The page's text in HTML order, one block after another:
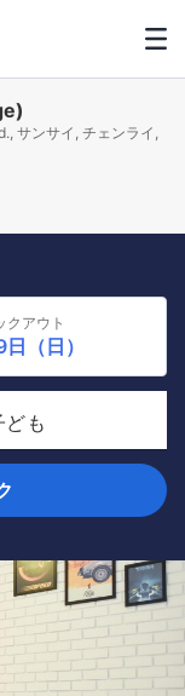
サンサイ, チェンライ,
クアウト
（日）
ども